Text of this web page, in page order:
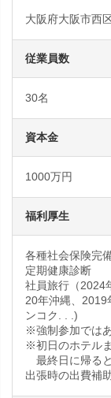
大阪府大阪市西
従業員数
30名
資本金
1000万円
福利厚生
各種社会保険完
定期健康診断
社員旅行（2024
20年沖縄、
ンコク. . .)
※強制参加では
※初日のホテル
最終日に帰る
出張時の出費補